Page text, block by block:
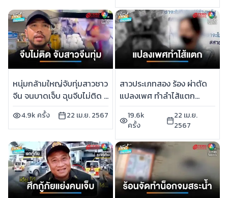
หนุ่มกล้ามใหญ่จับทุ่มสาวชาว
จีน จนบาดเจ็บ ฉุนจีบไม่ติด |
เช้านี้ที่หมอชิต
4.9k ครั้ง 22 เม.ย. 2567
สาวประเภทสอง ร้อง ผ่าตัด
แปลงเพศ ทำลำไส้แตก
อุจจาระไหลไม่หยุด ทรมาน
นาน 6 เดือน | เช้านี้ที่หมอชิต
19.6k
ครั้ง
22 เม.ย.
2567